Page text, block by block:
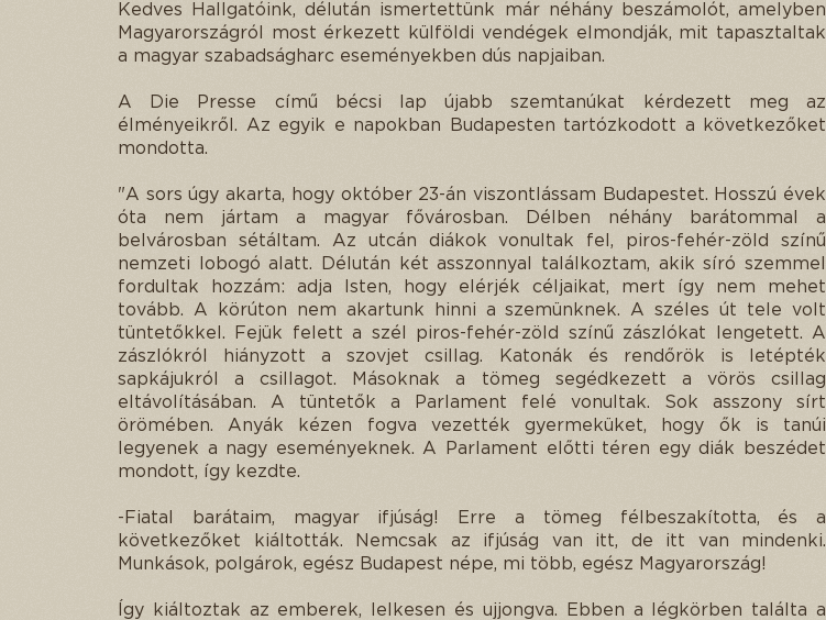
Kedves Hallgatóink, délután ismertettünk már néhány beszámolót, amelyben
Magyarországról most érkezett külföldi vendégek elmondják, mit tapasztaltak
a magyar szabadságharc eseményekben dús napjaiban.
A Die Presse című bécsi lap újabb szemtanúkat kérdezett meg az
élményeikről. Az egyik e napokban Budapesten tartózkodott a következőket
mondotta.
"A sors úgy akarta, hogy október 23-án viszontlássam Budapestet. Hosszú évek
óta nem jártam a magyar fővárosban. Délben néhány barátommal a
belvárosban sétáltam. Az utcán diákok vonultak fel, piros-fehér-zöld színű
nemzeti lobogó alatt. Délután két asszonnyal találkoztam, akik síró szemmel
fordultak hozzám: adja Isten, hogy elérjék céljaikat, mert így nem mehet
tovább. A körúton nem akartunk hinni a szemünknek. A széles út tele volt
tüntetőkkel. Fejük felett a szél piros-fehér-zöld színű zászlókat lengetett. A
zászlókról hiányzott a szovjet csillag. Katonák és rendőrök is letépték
sapkájukról a csillagot. Másoknak a tömeg segédkezett a vörös csillag
eltávolításában. A tüntetők a Parlament felé vonultak. Sok asszony sírt
örömében. Anyák kézen fogva vezették gyermeküket, hogy ők is tanúi
legyenek a nagy eseményeknek. A Parlament előtti téren egy diák beszédet
mondott, így kezdte.
-Fiatal barátaim, magyar ifjúság! Erre a tömeg félbeszakította, és a
következőket kiáltották. Nemcsak az ifjúság van itt, de itt van mindenki.
Munkások, polgárok, egész Budapest népe, mi több, egész Magyarország!
Így kiáltoztak az emberek, lelkesen és ujjongva. Ebben a légkörben találta a